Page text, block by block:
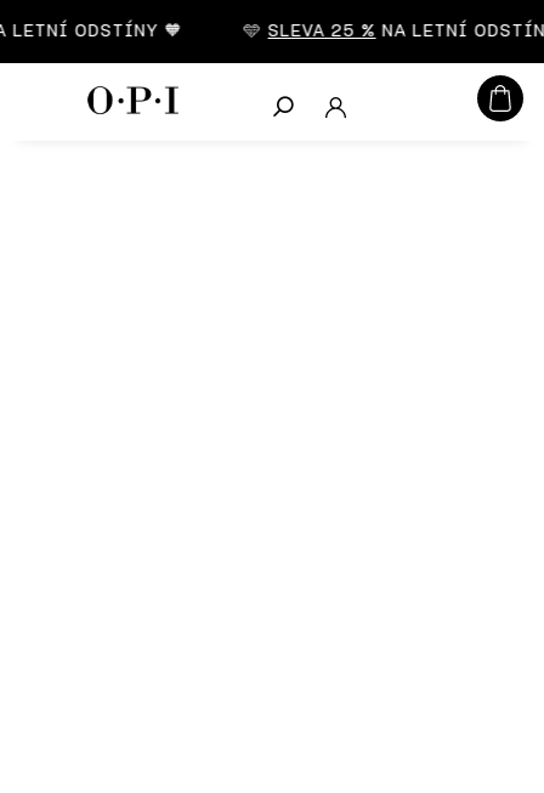
ODSTÍNY 🧡 🩵SLEVA 25 %NA LETNÍCZK
Hledat